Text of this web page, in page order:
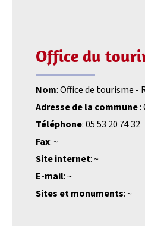
Office du
Nom: Office de tourisme -
Adresse de la commune:
Téléphone: 05 53 20 74 32
Fax: ~
Site internet: ~
E-mail: ~
Sites et monuments: ~